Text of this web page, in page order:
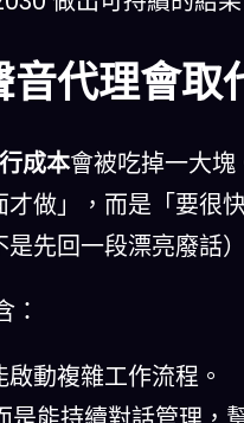
代理會取
成本會被吃掉一大
做」，而是「要很
先回一段漂亮廢話
動複雜工作流程。